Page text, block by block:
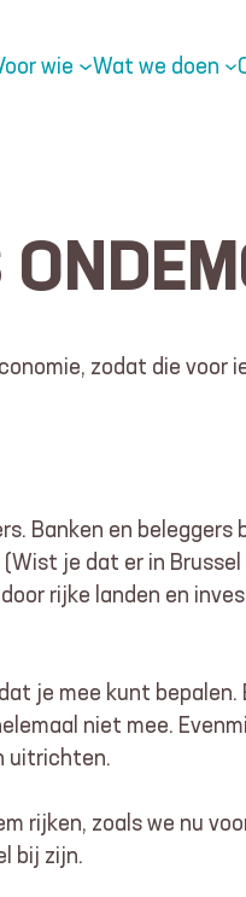
wie Wat we doen
zodat die voor
Banken en
je dat er in
rijke landen en
je mee kunt bepalen.
niet mee.
uitrichten.
zoals we nu
bij zijn.